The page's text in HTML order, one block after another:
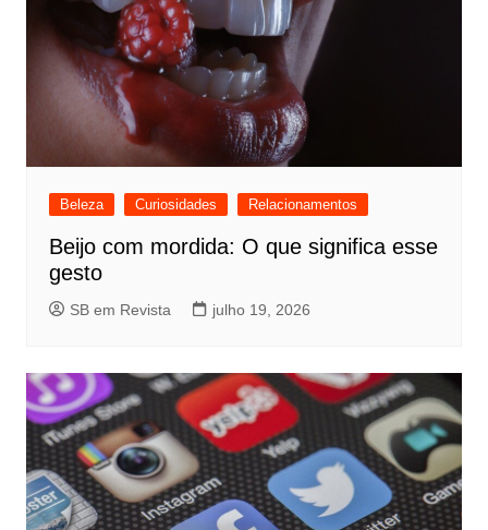
Beleza Curiosidades Relacionamentos
Beijo com mordida: O que significa esse
gesto
SB em Revista julho 19, 2026